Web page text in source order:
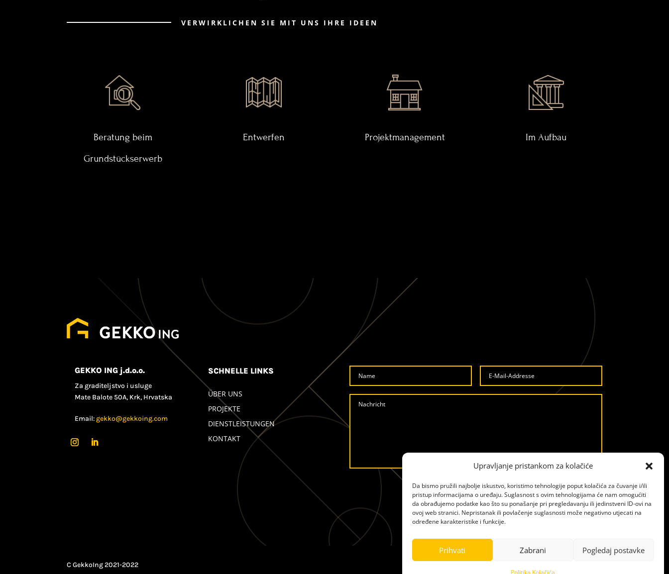
Upravljanje pristankom za kolačiće
Da bismo pružili najbolje iskustvo, koristimo tehnologije poput kolačića za čuvanje i/ili
pristup informacijama o uređaju. Suglasnost s ovim tehnologijama će nam omogućiti
da obrađujemo podatke kao što su ponašanje pri pregledavanju ili jedinstveni ID-ovi na
ovoj web stranici. Nepristanak ili povlačenje suglasnosti može negativno utjecati na
određene karakteristike i funkcije.
Prihvati Zabrani Pogledaj postavke
Politika Kolačića
VERWIRKLICHEN SIE MIT UNS IHRE IDEEN
Beratung beim
Grundstückserwerb
Entwerfen Projektmanagement Im Aufbau
GEKKO ING j.d.o.o.
Za graditeljstvo i usluge
Mate Balote 50A, Krk, Hrvatska
Email:gekko@gekkoing.com
SCHNELLE LINKS
ÜBER UNS
PROJEKTE
DIENSTLEISTUNGEN
KONTAKT
ANFRAGE ABSENDEN
C GekkoIng 2021-2022